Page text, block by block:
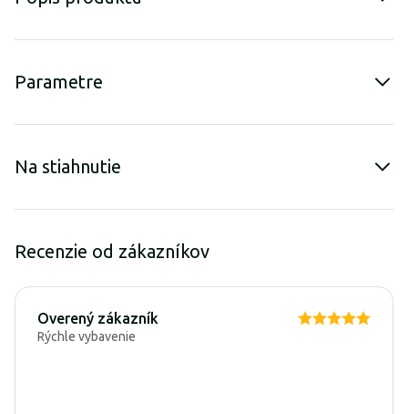
Parametre
Na stiahnutie
Recenzie od zákazníkov
Overený zákazník
Rýchle vybavenie